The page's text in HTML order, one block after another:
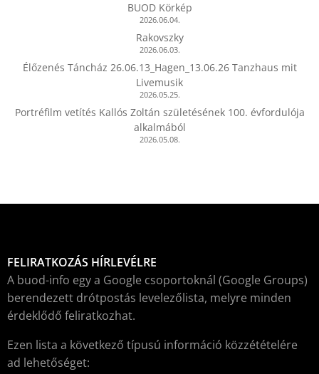
BUOD Körkép
2026.06.04.
Rakovszky
2026.06.03.
Élőzenés Táncház 26.06.13_Hagen_13.06.26 Tanzhaus mit
Livemusik
2026.05.25.
Portréfilm vetítés Kallós Zoltán születésének 100. évfordulója
alkalmából
2026.05.08.
FELIRATKOZÁS HÍRLEVÉLRE
A buod-info egy a Google csoportoknál (Google Groups)
berendezett drótpostás levelezőlista, melyre minden
érdeklődő feliratkozhat.
Ezen lista a következő típusú információ közzétételére
ad lehetőséget: